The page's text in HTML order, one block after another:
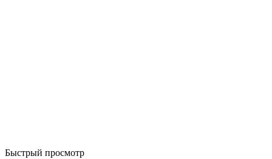
Быстрый просмотр